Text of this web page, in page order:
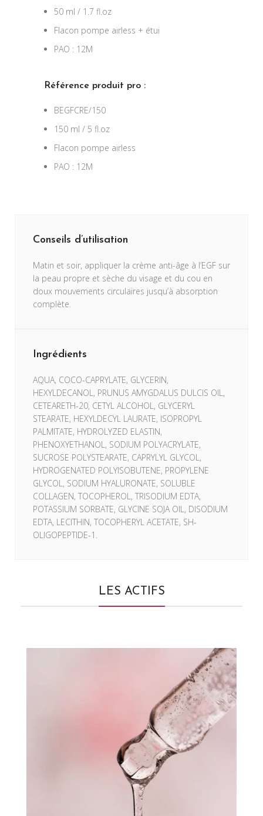
50 ml / 1.7 fl.oz
Flacon pompe airless + étui
PAO : 12M
Référence produit pro :
BEGFCRE/150
150 ml / 5 fl.oz
Flacon pompe airless
PAO : 12M
Conseils d’utilisation
Matin et soir, appliquer la crème anti-âge à l’EGF sur
la peau propre et sèche du visage et du cou en
doux mouvements circulaires jusqu’à absorption
complète.
Ingrédients
AQUA, COCO-CAPRYLATE, GLYCERIN,
HEXYLDECANOL, PRUNUS AMYGDALUS DULCIS OIL,
CETEARETH-20, CETYL ALCOHOL, GLYCERYL
STEARATE, HEXYLDECYL LAURATE, ISOPROPYL
PALMITATE, HYDROLYZED ELASTIN,
PHENOXYETHANOL, SODIUM POLYACRYLATE,
SUCROSE POLYSTEARATE, CAPRYLYL GLYCOL,
HYDROGENATED POLYISOBUTENE, PROPYLENE
GLYCOL, SODIUM HYALURONATE, SOLUBLE
COLLAGEN, TOCOPHEROL, TRISODIUM EDTA,
POTASSIUM SORBATE, GLYCINE SOJA OIL, DISODIUM
EDTA, LECITHIN, TOCOPHERYL ACETATE, SH-
OLIGOPEPTIDE-1.
LES ACTIFS